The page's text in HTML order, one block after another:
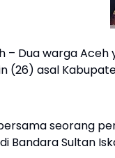
– Dua warga
(26) asal
seorang
Bandara Sultan